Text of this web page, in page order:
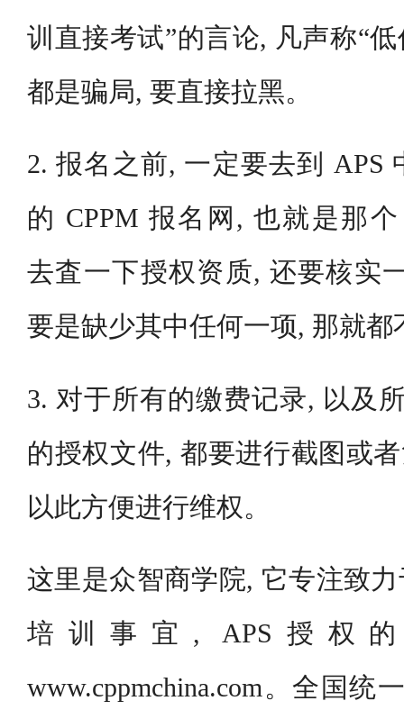
训直接考试”的言论, 凡声称“
都是骗局, 要直接拉黑。
2. 报名之前, 一定要去到 APS
的 CPPM 报名网, 也就是那个
去査一下授权资质, 还要核实
要是缺少其中任何一项, 那就都
3. 对于所有的缴费记录, 以及
的授权文件, 都要进行截图或
以此方便进行维权。
这里是众智商学院, 它专注致
培训事宜, APS授权
www.cppmchina.com。全国统